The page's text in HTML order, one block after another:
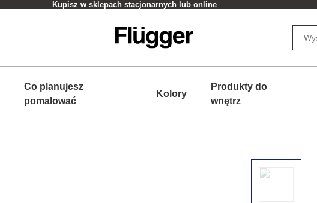
Kupisz w sklepach stacjonarnych lub online
Co planujesz
pomalować
Kolory
Produkty do
wnętrz